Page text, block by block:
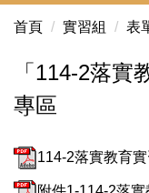
容
首頁 實習組 表
「114-2落實
專區
114-2落實教育